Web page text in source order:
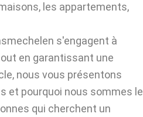
les appartements,
s'engagent à
en garantissant une
nous vous présentons
et pourquoi nous sommes le
qui cherchent un